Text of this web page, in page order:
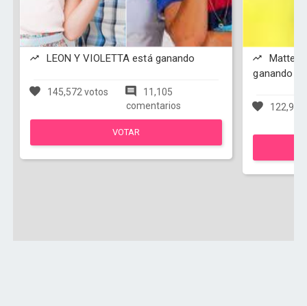
LEON Y VIOLETTA está ganando
145,572 votos
11,105
comentarios
VOTAR
Matteo
ganando